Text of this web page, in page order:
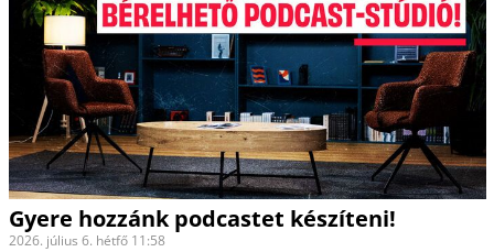
Gyere hozzánk podcastet készíteni!
2026. július 6. hétfő 11:58